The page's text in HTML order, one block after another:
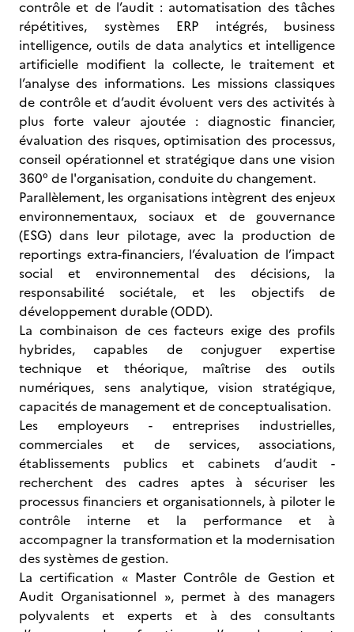
contrôle et de l’audit : automatisation des tâches
répétitives, systèmes ERP intégrés, business
intelligence, outils de data analytics et intelligence
artificielle modifient la collecte, le traitement et
l’analyse des informations. Les missions classiques
de contrôle et d’audit évoluent vers des activités à
plus forte valeur ajoutée : diagnostic financier,
évaluation des risques, optimisation des processus,
conseil opérationnel et stratégique dans une vision
360° de l'organisation, conduite du changement.
Parallèlement, les organisations intègrent des enjeux
environnementaux, sociaux et de gouvernance
(ESG) dans leur pilotage, avec la production de
reportings extra-financiers, l’évaluation de l’impact
social et environnemental des décisions, la
responsabilité sociétale, et les objectifs de
développement durable (ODD).
La combinaison de ces facteurs exige des profils
hybrides, capables de conjuguer expertise
technique et théorique, maîtrise des outils
numériques, sens analytique, vision stratégique,
capacités de management et de conceptualisation.
Les employeurs - entreprises industrielles,
commerciales et de services, associations,
établissements publics et cabinets d’audit -
recherchent des cadres aptes à sécuriser les
processus financiers et organisationnels, à piloter le
contrôle interne et la performance et à
accompagner la transformation et la modernisation
des systèmes de gestion.
La certification « Master Contrôle de Gestion et
Audit Organisationnel », permet à des managers
polyvalents et experts et à des consultants